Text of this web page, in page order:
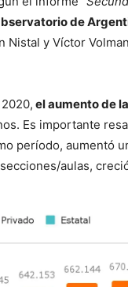
de
Nistal y Víctor
el aumento de
Es importante
período, aumentó
aulas,